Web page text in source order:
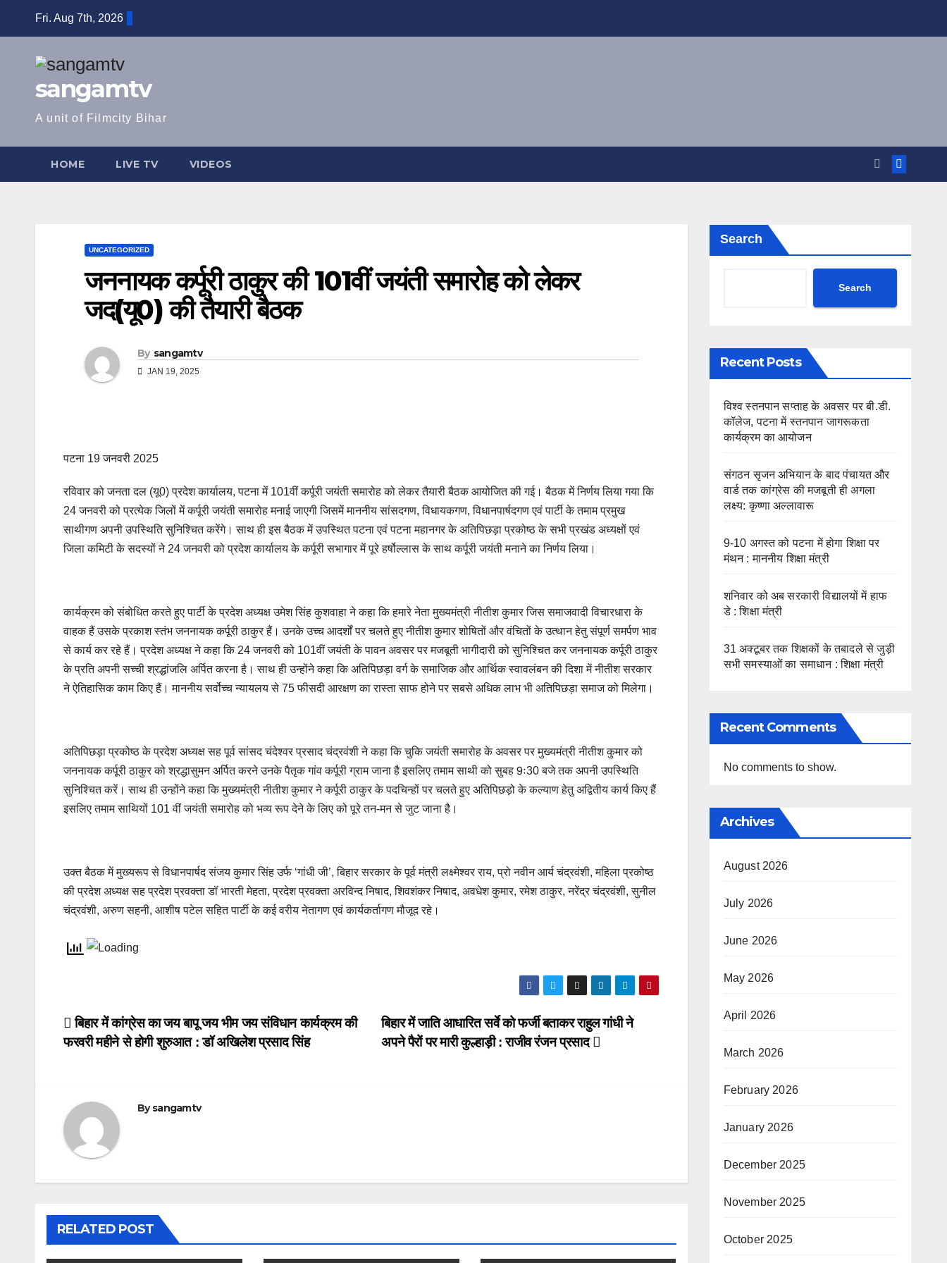
Fri. Aug 7th, 2026
sangamtv
A unit of Filmcity Bihar
HOME LIVE TV VIDEOS
UNCATEGORIZED
जननायक कर्पूरी ठाकुर की 101वीं जयंती समारोह को लेकर
जद(यू0) की तैयारी बैठक
By sangamtv
JAN 19, 2025
पटना 19 जनवरी 2025
रविवार को जनता दल (यू0) प्रदेश कार्यालय, पटना में 101वीं कर्पूरी जयंती समारोह को लेकर तैयारी बैठक आयोजित की गई। बैठक में निर्णय लिया गया कि
24 जनवरी को प्रत्येक जिलों में कर्पूरी जयंती समारोह मनाई जाएगी जिसमें माननीय सांसदगण, विधायकगण, विधानपार्षदगण एवं पार्टी के तमाम प्रमुख
साथीगण अपनी उपस्थिति सुनिश्चित करेंगे। साथ ही इस बैठक में उपस्थित पटना एवं पटना महानगर के अतिपिछड़ा प्रकोष्ठ के सभी प्रखंड अध्यक्षों एवं
जिला कमिटी के सदस्यों ने 24 जनवरी को प्रदेश कार्यालय के कर्पूरी सभागार में पूरे हर्षोल्लास के साथ कर्पूरी जयंती मनाने का निर्णय लिया।
कार्यक्रम को संबोधित करते हुए पार्टी के प्रदेश अध्यक्ष उमेश सिंह कुशवाहा ने कहा कि हमारे नेता मुख्यमंत्री नीतीश कुमार जिस समाजवादी विचारधारा के
वाहक हैं उसके प्रकाश स्तंभ जननायक कर्पूरी ठाकुर हैं। उनके उच्च आदर्शों पर चलते हुए नीतीश कुमार शोषितों और वंचितों के उत्थान हेतु संपूर्ण समर्पण भाव
से कार्य कर रहे हैं। प्रदेश अध्यक्ष ने कहा कि 24 जनवरी को 101वीं जयंती के पावन अवसर पर मजबूती भागीदारी को सुनिश्चित कर जननायक कर्पूरी ठाकुर
के प्रति अपनी सच्ची श्रद्धांजलि अर्पित करना है। साथ ही उन्होंने कहा कि अतिपिछड़ा वर्ग के समाजिक और आर्थिक स्वावलंबन की दिशा में नीतीश सरकार
ने ऐतिहासिक काम किए हैं। माननीय सर्वोच्च न्यायलय से 75 फीसदी आरक्षण का रास्ता साफ होने पर सबसे अधिक लाभ भी अतिपिछड़ा समाज को मिलेगा।
अतिपिछड़ा प्रकोष्ठ के प्रदेश अध्यक्ष सह पूर्व सांसद चंदेश्वर प्रसाद चंद्रवंशी ने कहा कि चुकि जयंती समारोह के अवसर पर मुख्यमंत्री नीतीश कुमार को
जननायक कर्पूरी ठाकुर को श्रद्धासुमन अर्पित करने उनके पैतृक गांव कर्पूरी ग्राम जाना है इसलिए तमाम साथी को सुबह 9ः30 बजे तक अपनी उपस्थिति
सुनिश्चित करें। साथ ही उन्होंने कहा कि मुख्यमंत्री नीतीश कुमार ने कर्पूरी ठाकुर के पदचिन्हों पर चलते हुए अतिपिछड़ो के कल्याण हेतु अद्वितीय कार्य किए हैं
इसलिए तमाम साथियों 101 वीं जयंती समारोह को भव्य रूप देने के लिए को पूरे तन-मन से जुट जाना है।
उक्त बैठक में मुख्यरूप से विधानपार्षद संजय कुमार सिंह उर्फ ‘गांधी जी’, बिहार सरकार के पूर्व मंत्री लक्ष्मेश्वर राय, प्रो नवीन आर्य चंद्रवंशी, महिला प्रकोष्ठ
की प्रदेश अध्यक्ष सह प्रदेश प्रवक्ता डॉ भारती मेहता, प्रदेश प्रवक्ता अरविन्द निषाद, शिवशंकर निषाद, अवधेश कुमार, रमेश ठाकुर, नरेंद्र चंद्रवंशी, सुनील
चंद्रवंशी, अरुण सहनी, आशीष पटेल सहित पार्टी के कई वरीय नेतागण एवं कार्यकर्तागण मौजूद रहे।
Post
navigation
बिहार में जाति आधारित सर्वे को फर्जी बताकर राहुल गांधी ने
अपने पैरों पर मारी कुल्हाड़ी : राजीव रंजन प्रसाद
बिहार में कांग्रेस का जय बापू जय भीम जय संविधान कार्यक्रम की
फरवरी महीने से होगी शुरुआत : डॉ अखिलेश प्रसाद सिंह
Bysangamtv
RELATED POST
Search
Search
Recent Posts
विश्व स्तनपान सप्ताह के अवसर पर बी.डी.
कॉलेज, पटना में स्तनपान जागरूकता
कार्यक्रम का आयोजन
संगठन सृजन अभियान के बाद पंचायत और
वार्ड तक कांग्रेस की मजबूती ही अगला
लक्ष्य: कृष्णा अल्लावारू
9-10 अगस्त को पटना में होगा शिक्षा पर
मंथन : माननीय शिक्षा मंत्री
शनिवार को अब सरकारी विद्यालयों में हाफ
डे : शिक्षा मंत्री
31 अक्टूबर तक शिक्षकों के तबादले से जुड़ी
सभी समस्याओं का समाधान : शिक्षा मंत्री
Recent Comments
No comments to show.
Archives
August 2026
July 2026
June 2026
May 2026
April 2026
March 2026
February 2026
January 2026
December 2025
November 2025
October 2025